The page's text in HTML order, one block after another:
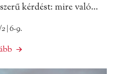
kérdést: mire való…
| 6-9.